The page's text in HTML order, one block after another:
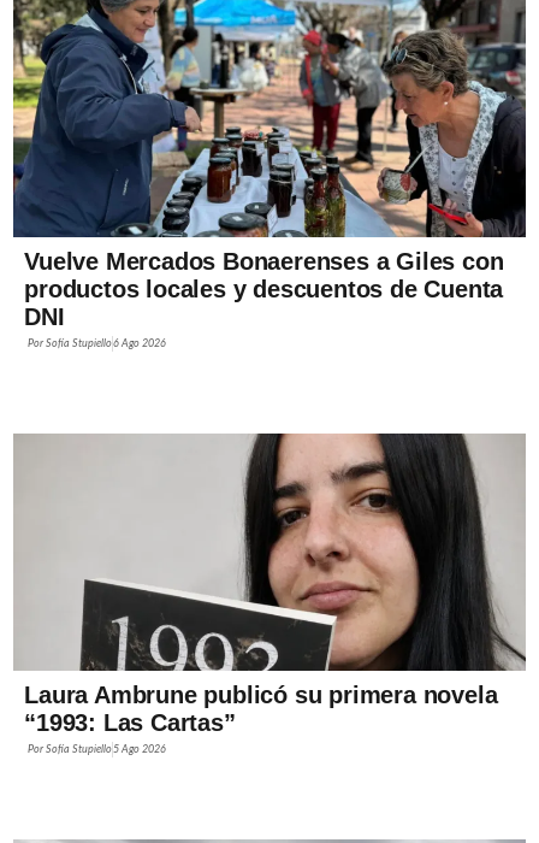
Vuelve Mercados Bonaerenses a Giles con
productos locales y descuentos de Cuenta
DNI
PorSofía Stupiello6 Ago 2026
Laura Ambrune publicó su primera novela
“1993: Las Cartas”
PorSofía Stupiello 5 Ago 2026